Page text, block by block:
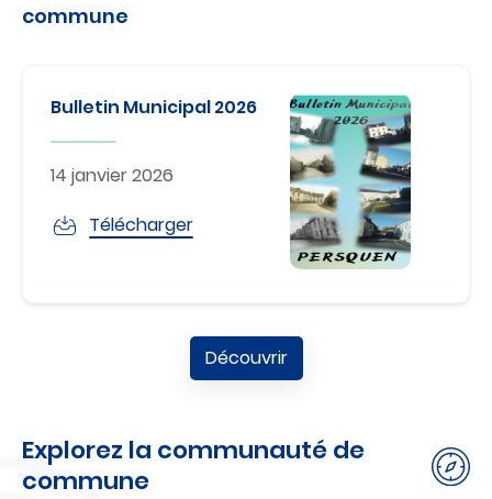
commune
Bulletin Municipal 2026
14 janvier 2026
Télécharger
Découvrir
Explorez la communauté de
commune